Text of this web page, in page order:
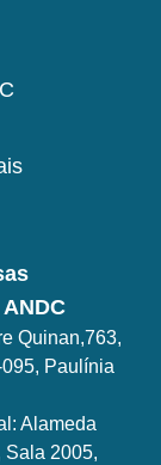
Quinan,763,
Paulínia
Alameda
Sala 2005,